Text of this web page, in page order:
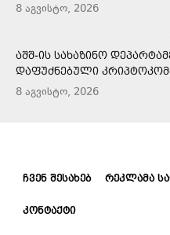
8 აგვისტო, 2026
ᲐᲨᲨ-ᲘᲡ ᲡᲐᲮᲐᲖᲘᲜᲝ
ᲓᲐᲤᲣᲫᲜᲔᲑᲣᲚᲘ
8 აგვისტო, 2026
ᲩᲕᲔᲜ ᲨᲔᲡᲐᲮᲔᲑ ᲠᲔᲙᲚᲐᲛᲐ
ᲙᲝᲜᲢᲐᲥᲢᲘ